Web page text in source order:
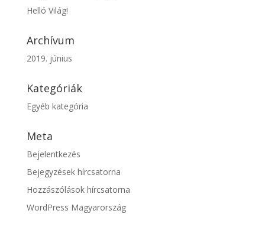
Helló Világ!
Archívum
2019. június
Kategóriák
Egyéb kategória
Meta
Bejelentkezés
Bejegyzések hírcsatorna
Hozzászólások hírcsatorna
WordPress Magyarország